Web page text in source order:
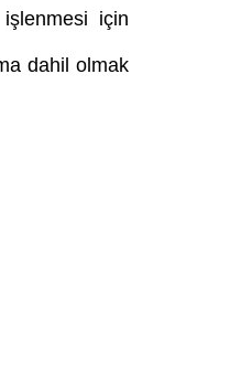
için
dahil olmak